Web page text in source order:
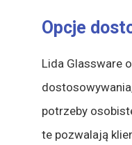
Opcje
Lida Glassware
potrzeby
te pozwalają